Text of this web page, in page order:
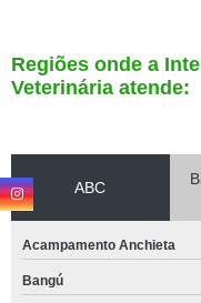
Regiões onde a
Veterinária atende:
ABC
Acampamento Anchieta
Bangú